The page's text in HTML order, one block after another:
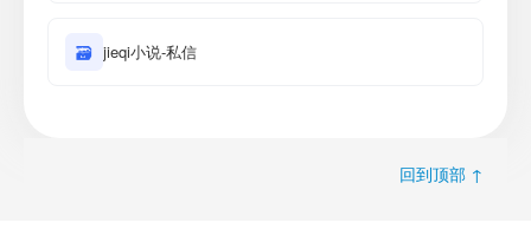
🗃 jieqi小说-私信
回到顶部 ↑